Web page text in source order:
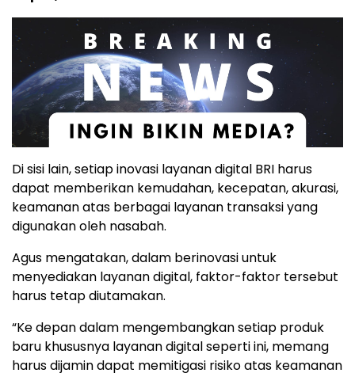
Di sisi lain, setiap inovasi layanan digital BRI harus
dapat memberikan kemudahan, kecepatan, akurasi,
keamanan atas berbagai layanan transaksi yang
digunakan oleh nasabah.
Agus mengatakan, dalam berinovasi untuk
menyediakan layanan digital, faktor-faktor tersebut
harus tetap diutamakan.
“Ke depan dalam mengembangkan setiap produk
baru khususnya layanan digital seperti ini, memang
harus dijamin dapat memitigasi risiko atas keamanan